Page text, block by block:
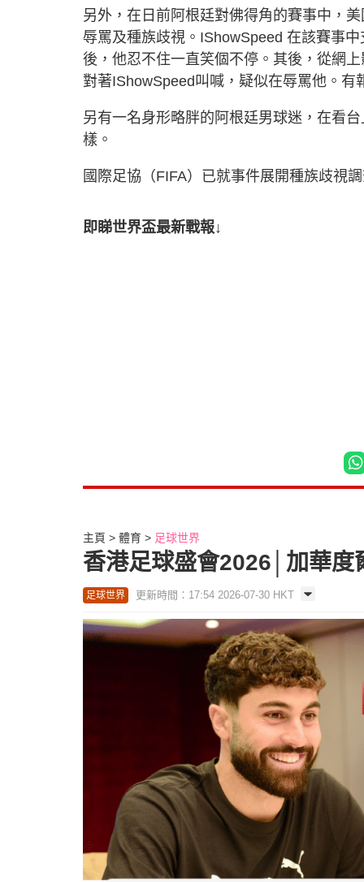
另外，在日前阿根廷對佛得角的賽事中，
辱罵及種族歧視。IShowSpeed 在該賽事
後，他忍不住一直笑個不停。其後，從網
對著IShowSpeed叫喊，疑似在辱罵他。
另有一名身形略胖的阿根廷男球迷，在看
樣。
國際足協（FIFA）已就事件展開種族歧視
即睇世界盃最新戰報↓
主頁 體育 足球世界
香港足球盛會2026│加華度
足球世界 更新時間：17:54 2026-07-30 HKT